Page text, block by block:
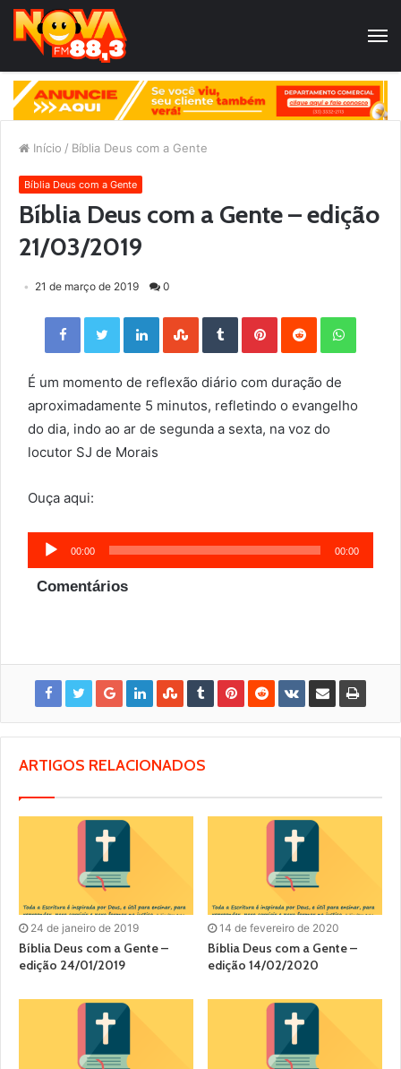
Início / Bíblia Deus com a Gente
Bíblia Deus com a Gente
Bíblia Deus com a Gente – edição
21/03/2019
21 de março de 2019 0
Facebook Twitter LinkedIn StumbleUpon Tumblr Pinterest Reddit
É um momento de reflexão diário com duração de
aproximadamente 5 minutos, refletindo o evangelho
do dia, indo ao ar de segunda a sexta, na voz do
locutor SJ de Morais
Ouça aqui:
Tocador
de
áudio
00:00 00:00
Comentários
ARTIGOS RELACIONADOS
24 de janeiro de 2019
Bíblia Deus com a Gente –
edição 24/01/2019
14 de fevereiro de 2020
Bíblia Deus com a Gente –
edição 14/02/2020